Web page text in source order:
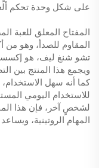
على شكل وحدة تحكم
المفتاح المعلق للعبة
المقاوم للصدأ، وهو من
تشو شنغ ليف، هو
ويجمع هذا المنتج بين
كما أنه سهل
للاستخدام اليومي
لشخصٍ آخر، فإن هذا
المهام الروتينية،